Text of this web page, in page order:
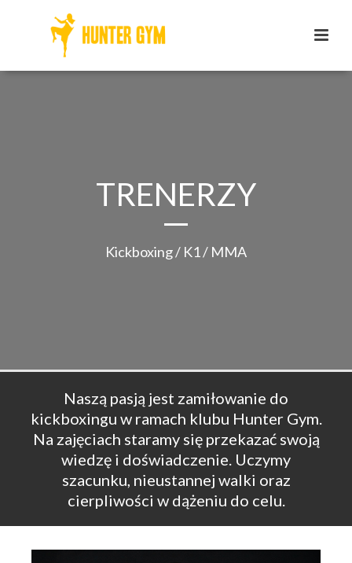
TRENERZY
Kickboxing / K1 / MMA
Naszą pasją jest zamiłowanie do
kickboxingu w ramach klubu Hunter Gym.
Na zajęciach staramy się przekazać swoją
wiedzę i doświadczenie. Uczymy
szacunku, nieustannej walki oraz
cierpliwości w dążeniu do celu.